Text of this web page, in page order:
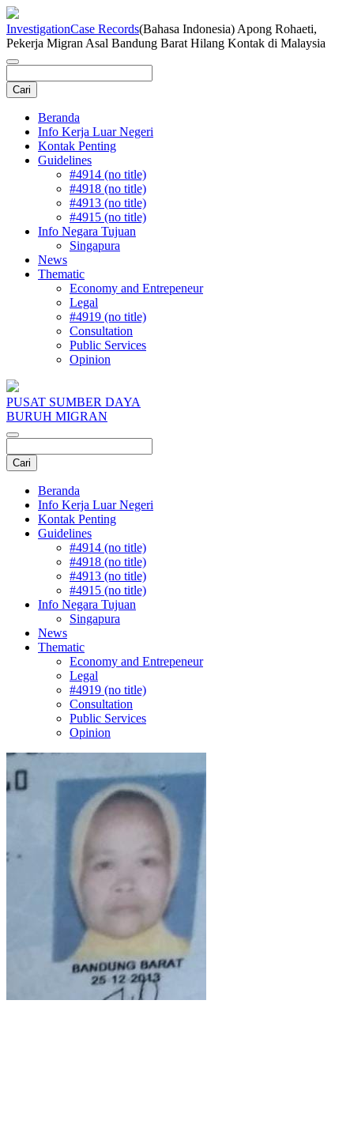
InvestigationCase Records(Bahasa Indonesia) Apong Rohaeti,
Pekerja Migran Asal Bandung Barat Hilang Kontak di Malaysia
Beranda
Info Kerja Luar Negeri
Kontak Penting
Guidelines
#4914 (no title)
#4918 (no title)
#4913 (no title)
#4915 (no title)
Info Negara Tujuan
Singapura
News
Thematic
Economy and Entrepeneur
Legal
#4919 (no title)
Consultation
Public Services
Opinion
PUSAT SUMBER DAYA
BURUH MIGRAN
Beranda
Info Kerja Luar Negeri
Kontak Penting
Guidelines
#4914 (no title)
#4918 (no title)
#4913 (no title)
#4915 (no title)
Info Negara Tujuan
Singapura
News
Thematic
Economy and Entrepeneur
Legal
#4919 (no title)
Consultation
Public Services
Opinion